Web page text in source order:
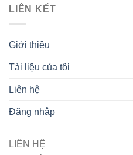
LIÊN KẾT
Giới thiệu
Tài liệu của tôi
Liên hệ
Đăng nhập
LIÊN HỆ